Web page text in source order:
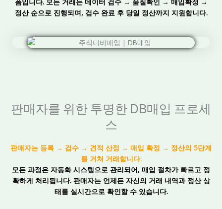
정산 순으로 진행되며, 검수 완료 후 당일 정산까지 지원합니다.
판매자를 위한 투명한 DB매입 프로세
스
판매자는 등록 → 검수 → 견적 산정 → 매입 확정 → 정산의 5단계
를 거쳐 거래합니다.
모든 과정은 자동화 시스템으로 관리되어, 매입 절차가 빠르고 정
확하게 처리됩니다. 판매자는 언제든 자신의 거래 내역과 정산 상
태를 실시간으로 확인할 수 있습니다.